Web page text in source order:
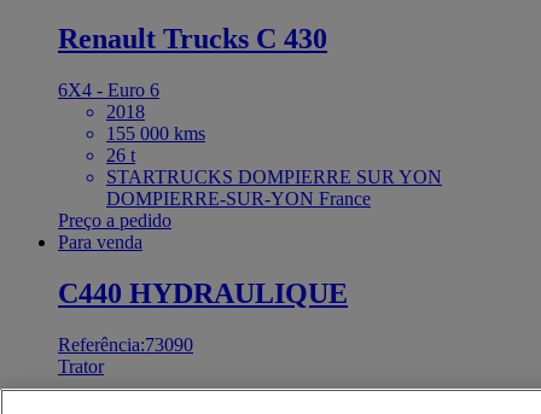
Renault Trucks C 430
6X4 - Euro 6
2018
155 000 kms
26 t
STARTRUCKS DOMPIERRE SUR YON
DOMPIERRE-SUR-YON France
Preço a pedido
Para venda
C440 HYDRAULIQUE
Referência:73090
Trator